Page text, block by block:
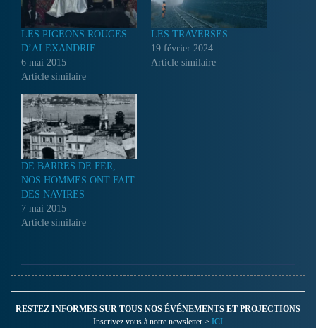
LES PIGEONS ROUGES
D’ALEXANDRIE
6 mai 2015
Article similaire
LES TRAVERSES
19 février 2024
Article similaire
DE BARRES DE FER,
NOS HOMMES ONT FAIT
DES NAVIRES
7 mai 2015
Article similaire
RESTEZ INFORMES SUR TOUS NOS ÉVÉNEMENTS ET PROJECTIONS
Inscrivez vous à notre newsletter > ICI